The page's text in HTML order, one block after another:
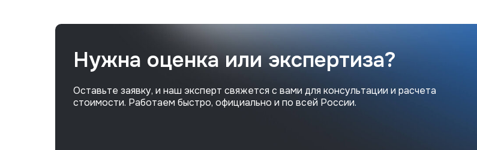
Нужна оценка или экспертиза?
Оставьте заявку, и наш эксперт свяжется с вами для консультации и расчета
стоимости. Работаем быстро, официально и по всей России.